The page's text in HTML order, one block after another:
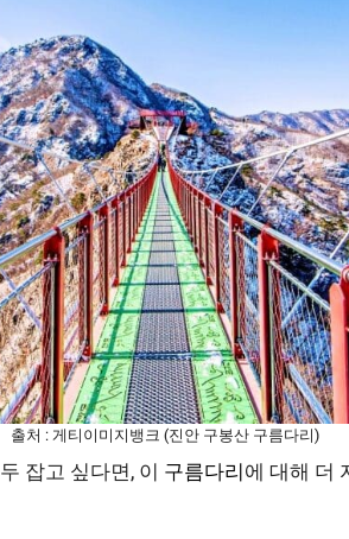
출처 : 게티이미지뱅크 (진안 구봉산 구름다리)
잡고 싶다면, 이 구름다리에 대해 더